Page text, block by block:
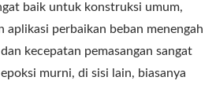
baik untuk konstruksi umum,
aplikasi perbaikan beban menengah
kecepatan pemasangan sangat
murni, di sisi lain, biasanya